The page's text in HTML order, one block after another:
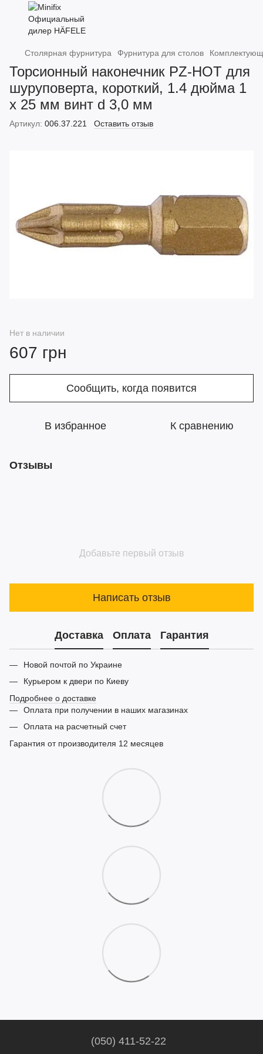
Столярная фурнитура Фурнитура для столов
Торсионный наконечник PZ-HOT для
шуруповерта, короткий, 1.4 дюйма 1
х 25 мм винт d 3,0 мм
Артикул: 006.37.221 Оставить отзыв
Нет в наличии
607 грн
Сообщить, когда появится
В избранное К сравнению
Отзывы
Добавьте первый отзыв
Написать отзыв
Доставка Оплата Гарантия
Новой почтой по Украине
Курьером к двери по Киеву
Подробнее о доставке
Оплата при получении в наших магазинах
Оплата на расчетный счет
Гарантия от производителя 12 месяцев
(050) 411-52-22